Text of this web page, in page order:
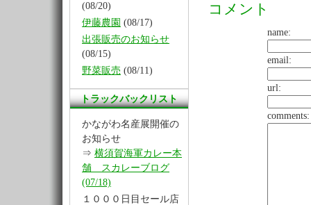
(08/20)
伊藤農園 (08/17)
出張販売のお知らせ
(08/15)
野菜販売 (08/11)
トラックバックリスト
かながわ名産展開催の
お知らせ
⇒ 横須賀海軍カレー本
舗 スカレーブログ
(07/18)
１０００日目セール店
コメント
name:
email:
url:
comments: